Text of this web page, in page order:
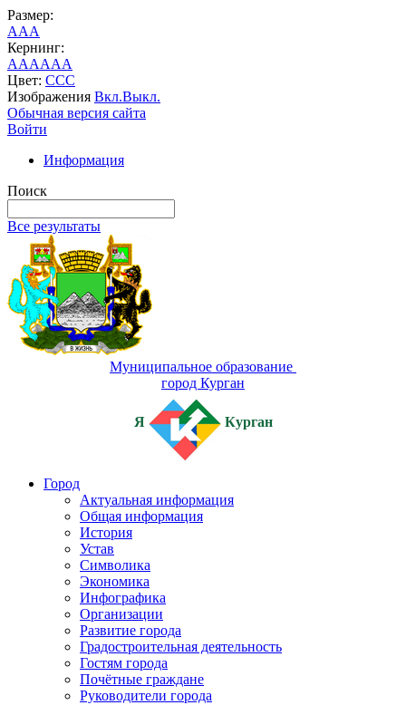
Размер:
AAA
Кернинг:
AAAAAA
Цвет: CCC
Изображения Вкл.Выкл.
Обычная версия сайта
Войти
Информация
Поиск
Все результаты
Муниципальное образование
город Курган
Я Курган
Город
Актуальная информация
Общая информация
История
Устав
Символика
Экономика
Инфографика
Организации
Развитие города
Градостроительная деятельность
Гостям города
Почётные граждане
Руководители города